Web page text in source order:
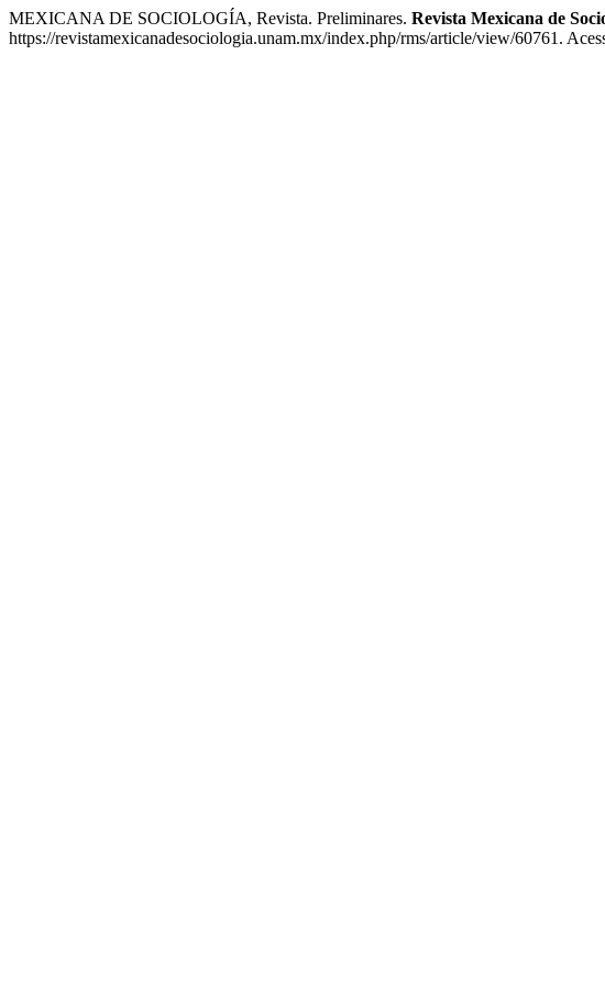
MEXICANA DE SOCIOLOGÍA, Revista. Preliminares. Revista Mexicana de
https://revistamexicanadesociologia.unam.mx/index.php/rms/article/view/60761.